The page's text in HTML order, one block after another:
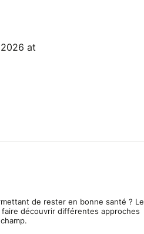
at
de rester en bonne santé ? Le
découvrir différentes approches